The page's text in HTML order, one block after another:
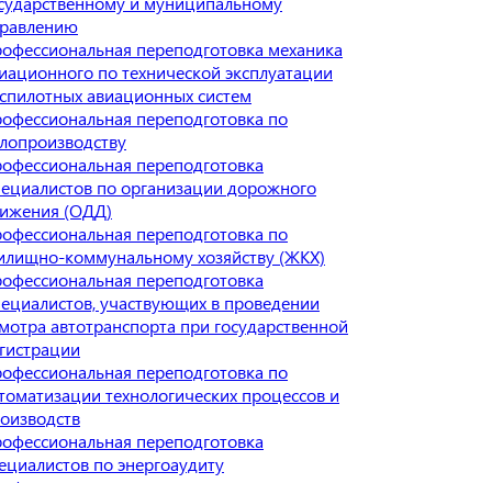
переподготовка механика
по технической эксплуатации
авиационных систем
переподготовка по
переподготовка
по организации дорожного
(ОДД)
переподготовка по
коммунальному хозяйству (ЖКХ)
переподготовка
участвующих в проведении
автотранспорта при государственной
переподготовка по
технологических процессов и
переподготовка
по энергоаудиту